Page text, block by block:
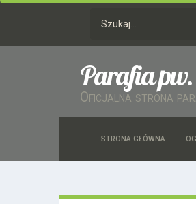
Parafia
Oficjalna strona
STRONA GŁÓWNA